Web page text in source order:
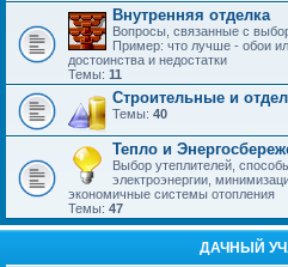
Внутренняя отделка
Вопросы, связанные с
Пример: что лучше - обои
достоинства и недостатки
Темы: 11
Строительные и
Темы: 40
Тепло и
Выбор утеплителей,
электроэнергии,
экономичные системы отопления
Темы: 47
ДАЧНЫЙ